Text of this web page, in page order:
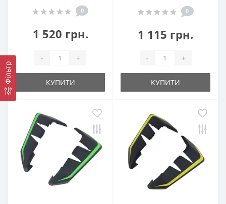
Фільтр
0
1 520 грн.
- +
КУПИТИ
0
1 115 грн.
- +
КУПИТИ